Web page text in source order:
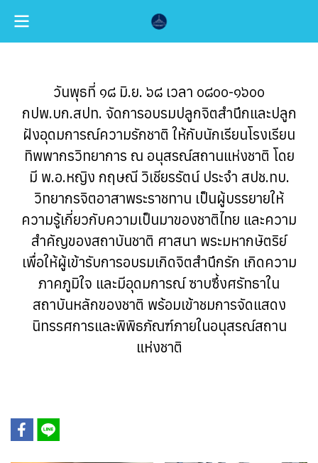
วันพุธที่ ๑๘ มิ.ย. ๖๘ เวลา ๐๘๐๐-๑๖๐๐
กปพ.บก.สปท. จัดการอบรมปลูกจิตสำนึกและปลูก
ฝังอุดมการณ์ความรักชาติ ให้กับนักเรียนโรงเรียน
ทิพพากรวิทยาการ ณ อนุสรณ์สถานแห่งชาติ โดย
มี พ.อ.หญิง กฤษณี วิเชียรรัตน์ ประจำ สปช.ทบ.
วิทยากรจิตอาสาพระราชทาน เป็นผู้บรรยายให้
ความรู้เกี่ยวกับความเป็นมาของชาติไทย และความ
สำคัญของสถาบันชาติ ศาสนา พระมหากษัตริย์
เพื่อให้ผู้เข้ารับการอบรมเกิดจิตสำนึกรัก เกิดความ
ภาคภูมิใจ และมีอุดมการณ์ ซาบซึ้งศรัทธาใน
สถาบันหลักของชาติ พร้อมเข้าชมการจัดแสดง
นิทรรศการและพิพิธภัณฑ์ภายในอนุสรณ์สถาน
แห่งชาติ